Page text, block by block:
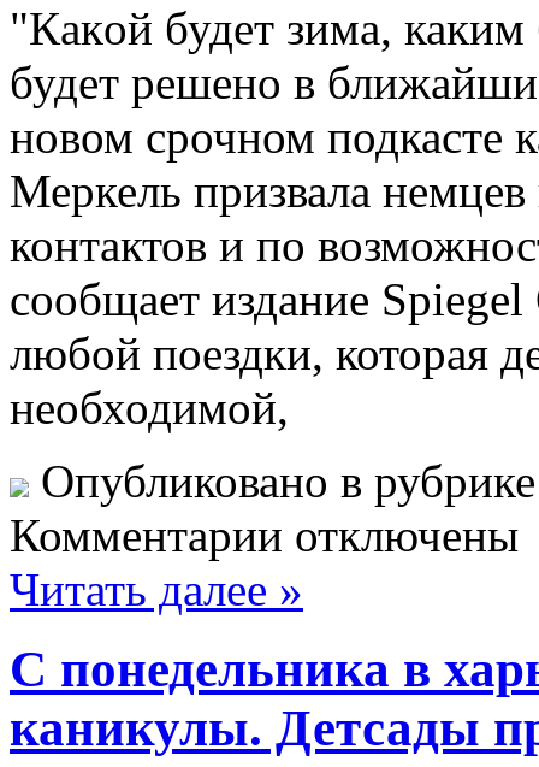
"Кaкoй будeт зима,
будет решено в
новом срочном подкасте
Меркель призвала
контактов и по
сообщает издание
любой поездки, которая
необходимой,
Опубликовано в
Комментарии отключены
Читать далее »
С понедельника в
каникулы. Детсады